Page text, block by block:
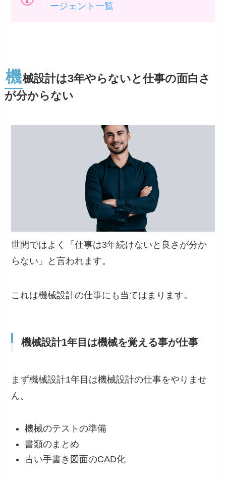
ージェント一覧
機械設計は3年やらないと仕事の面白さ
が分からない
世間ではよく
「仕事は3年続けないと良さが分か
らない」
と言われます。
これは機械設計の仕事にも当てはまります。
機械設計1年目は機械を覚える事が仕事
まず機械設計1年目は機械設計の仕事をやりませ
ん。
機械のテストの準備
書類のまとめ
古い手書き図面のCAD化